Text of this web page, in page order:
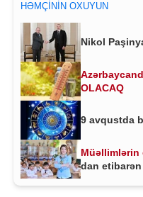
HƏMÇININ OXUYUN
Nikol
OLACAQ
9 avqustda
dan etibarən